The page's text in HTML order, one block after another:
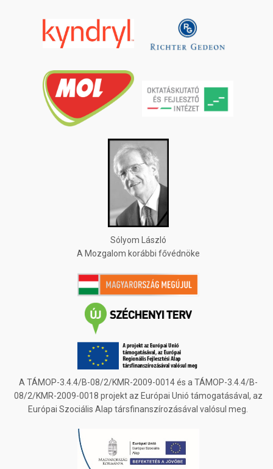
Sólyom László
A Mozgalom korábbi fővédnöke
A TÁMOP-3.4.4/B-08/2/KMR-2009-0014 és a TÁMOP-3.4.4/B-
08/2/KMR-2009-0018 projekt az Európai Unió támogatásával, az
Európai Szociális Alap társfinanszírozásával valósul meg.